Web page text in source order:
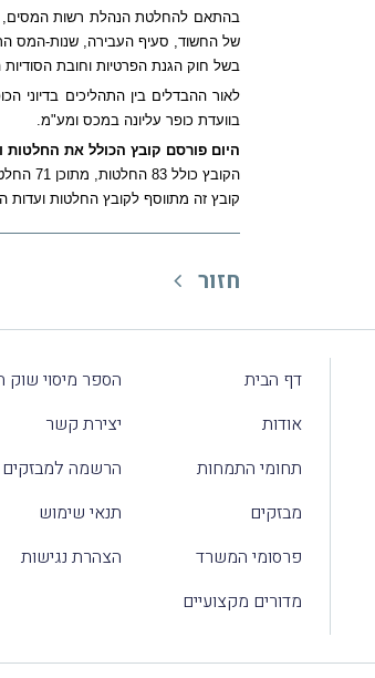
בהתאם להחלטת הנהלת רשות המסים,
של החשוד, סעיף העבירה, שנות-המס
בשל חוק הגנת הפרטיות וחובת
לאור ההבדלים בין התהליכים בדיוני
בוועדת כופר עליונה במכס ומע"מ.
היום פורסם קובץ הכולל את החלטות
הקובץ כולל 83 החלטות, מתוכן 71 החלטות בתיקי מס הכנסה ומיסוי מקרקעין ו-12 החלטות בתיקי מכס ומע"מ (לעיון בקובץ
קובץ זה מתווסף לקובץ החלטות ועדות הכופר
חזור
דף הבית
אודות
תחומי התמחות
מבזקים
פרסומי המשרד
מדורים מקצועיים
הספר מיסוי שוק
יצירת קשר
הרשמה למבזקים
תנאי שימוש
הצהרת נגישות